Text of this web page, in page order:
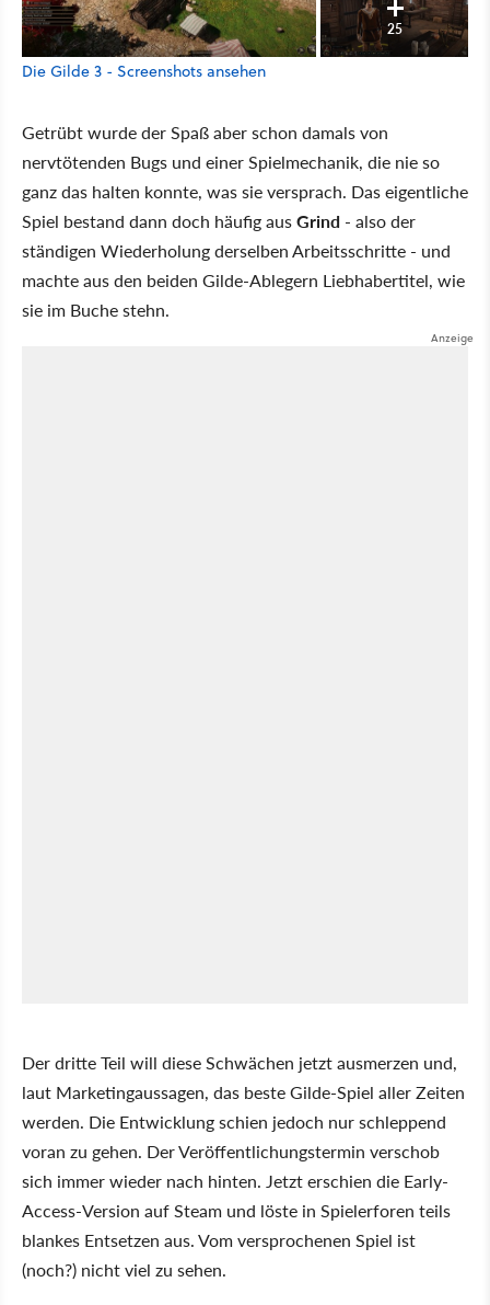
25
Die Gilde 3 - Screenshots ansehen
Getrübt wurde der Spaß aber schon damals von
nervtötenden Bugs und einer Spielmechanik, die nie so
ganz das halten konnte, was sie versprach. Das eigentliche
Spiel bestand dann doch häufig ausGrind - also der
ständigen Wiederholung derselben Arbeitsschritte - und
machte aus den beiden Gilde-Ablegern Liebhabertitel, wie
sie im Buche stehn.
Der dritte Teil will diese Schwächen jetzt ausmerzen und,
laut Marketingaussagen, das beste Gilde-Spiel aller Zeiten
werden. Die Entwicklung schien jedoch nur schleppend
voran zu gehen. Der Veröffentlichungstermin verschob
sich immer wieder nach hinten. Jetzt erschien die Early-
Access-Version auf Steam und löste in Spielerforen teils
blankes Entsetzen aus. Vom versprochenen Spiel ist
(noch?) nicht viel zu sehen.